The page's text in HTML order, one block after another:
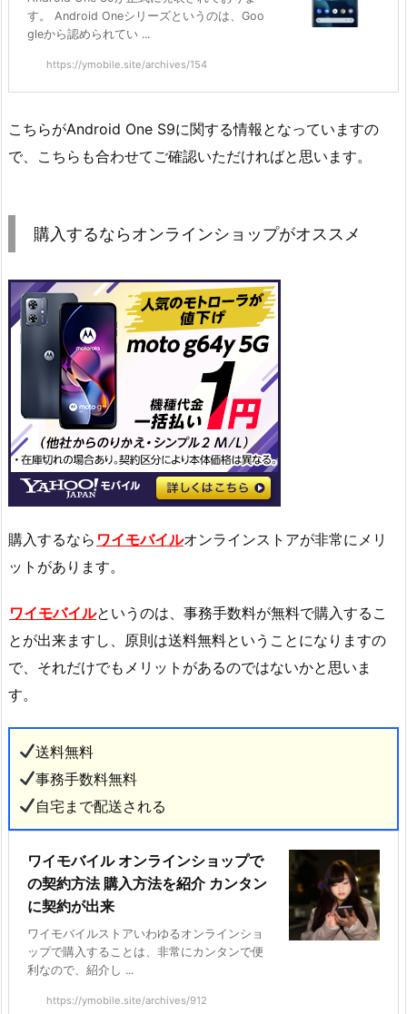
す。 Android Oneシリーズというのは、Goo
gleから認められてい ...
https://ymobile.site/archives/154
こちらがAndroid One S9に関する情報となっていますの
で、こちらも合わせてご確認いただければと思います。
購入するならオンラインショップがオススメ
購入するなら ワイモバイルオンラインストアが非常にメリ
ットがあります。
ワイモバイルというのは、事務手数料が無料で購入するこ
とが出来ますし、原則は送料無料ということになりますの
で、それだけでもメリットがあるのではないかと思いま
す。
送料無料
事務手数料無料
自宅まで配送される
ワイモバイル オンラインショップで
の契約方法 購入方法を紹介 カンタン
に契約が出来
ワイモバイルストアいわゆるオンラインショ
ップで購入することは、非常にカンタンで便
利なので、紹介し ...
https://ymobile.site/archives/912